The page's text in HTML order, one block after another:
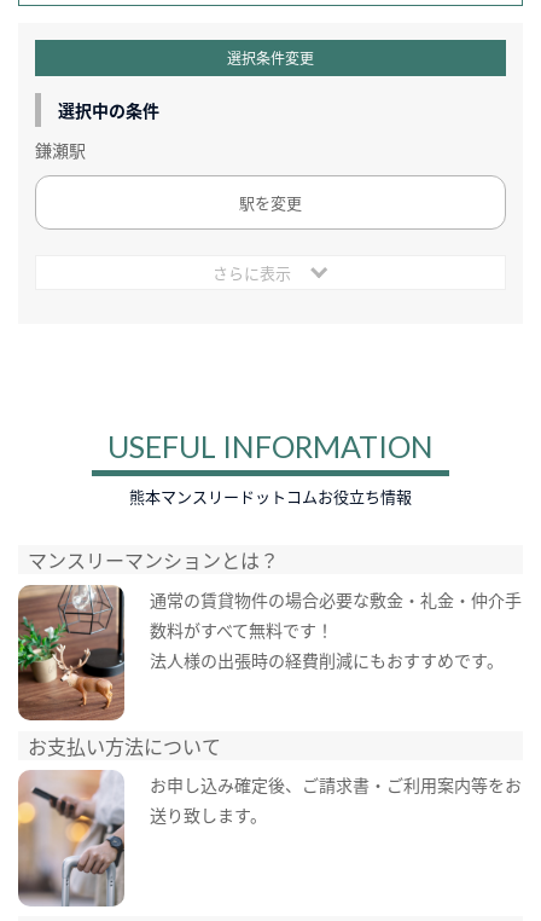
選択条件変更
選択中の条件
鎌瀬駅
駅を変更
さらに表示
USEFUL INFORMATION
熊本マンスリードットコムお役立ち情報
マンスリーマンションとは？
通常の賃貸物件の場合必要な敷金・礼金・仲介手
数料がすべて無料です！
法人様の出張時の経費削減にもおすすめです。
お支払い方法について
お申し込み確定後、ご請求書・ご利用案内等をお
送り致します。